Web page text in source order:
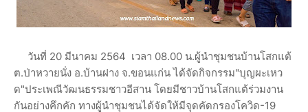
วันที่ 20 มีนาคม 2564 เวลา 08.00 น.ผู้นำชุมชนบ้านโสกแต้
ต.ป่าหวายนั่ง อ.บ้านฝาง จ.ขอนแก่น ได้จัดกิจกรรม"บุญผะเหว
ด"ประเพณีวัฒนธรรมชาวอีสาน โดยมีชาวบ้านโสกแต้ร่วมงาน
กันอย่างคึกคัก ทางผู้นำชุมชนได้จัดให้มีจุดคัดกรองโควิด-19